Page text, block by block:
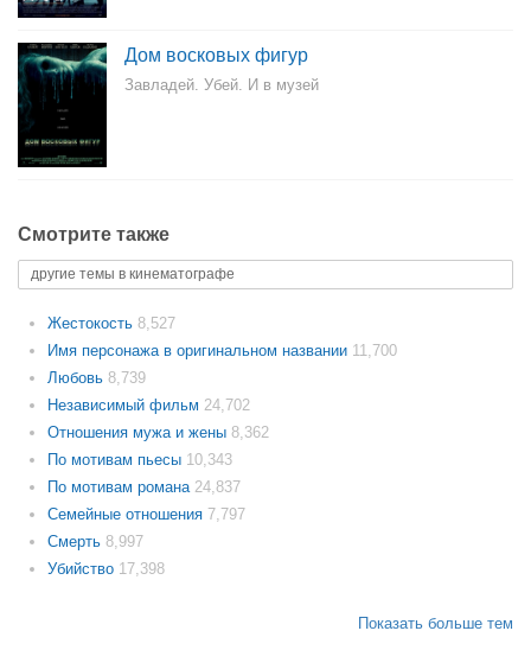
Дом восковых фигур
Завладей. Убей. И в музей
Смотрите также
другие темы в кинематографе
Жестокость 8,527
Имя персонажа в оригинальном названии 11,700
Любовь 8,739
Независимый фильм 24,702
Отношения мужа и жены 8,362
По мотивам пьесы 10,343
По мотивам романа 24,837
Семейные отношения 7,797
Смерть 8,997
Убийство 17,398
Показать больше тем